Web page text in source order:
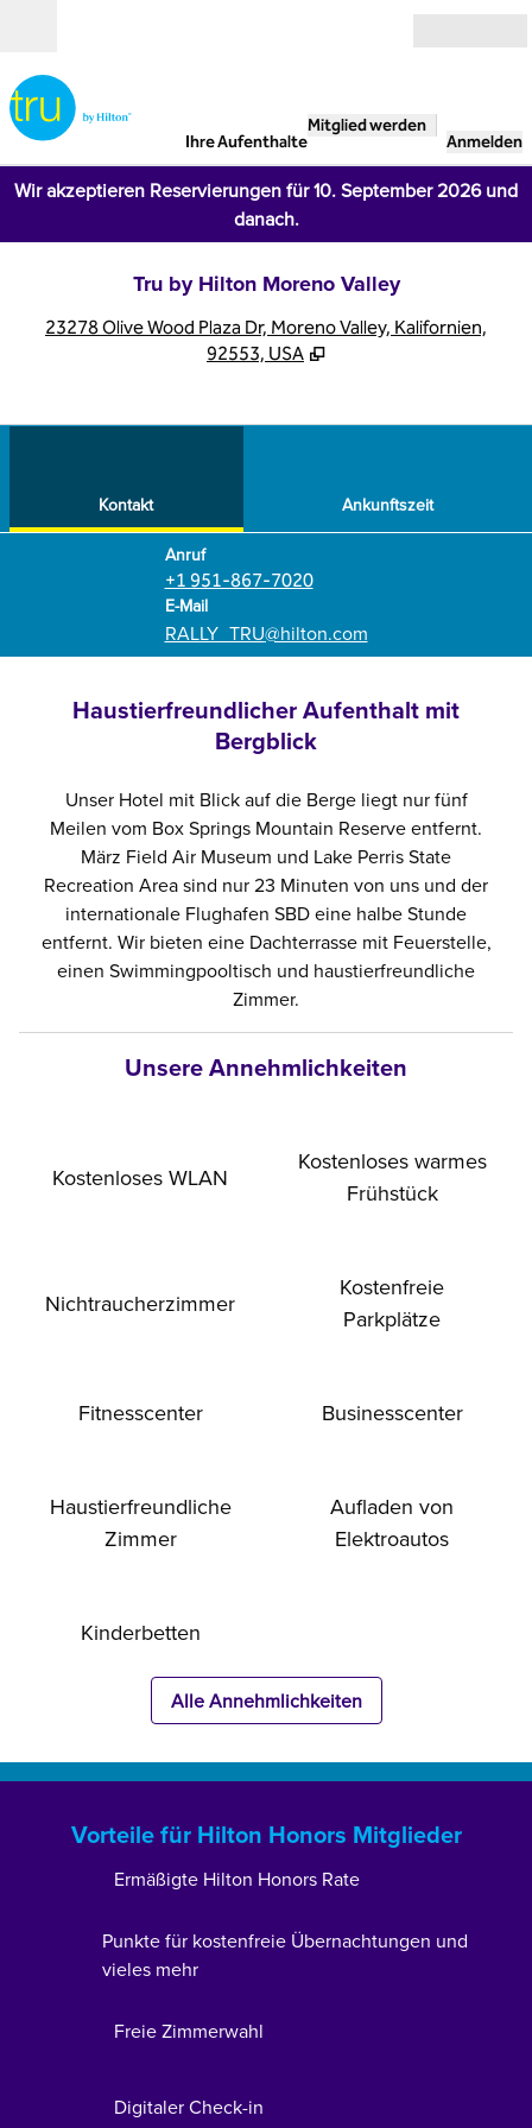
Ihre Aufenthalte
Mitglied werden
Anmelden
Wir akzeptieren Reservierungen für 10. September 2026 und
danach.
Tru by Hilton Moreno Valley
23278 Olive Wood Plaza Dr, Moreno Valley, Kalifornien,
92553, USA
Kontakt Ankunftszeit
Anruf
Telefon
+1 951-867-7020
E-Mail
Email
RALLY_TRU@hilton.com
Haustierfreundlicher Aufenthalt mit
Bergblick
Unser Hotel mit Blick auf die Berge liegt nur fünf
Meilen vom Box Springs Mountain Reserve entfernt.
März Field Air Museum und Lake Perris State
Recreation Area sind nur 23 Minuten von uns und der
internationale Flughafen SBD eine halbe Stunde
entfernt. Wir bieten eine Dachterrasse mit Feuerstelle,
einen Swimmingpooltisch und haustierfreundliche
Zimmer.
Unsere Annehmlichkeiten
Kostenloses WLAN
Kostenloses warmes
Frühstück
Nichtraucher­zimmer
Kostenfreie
Parkplätze
Fitnesscenter Business­center
Haustier­freundliche
Zimmer
Aufladen von
Elektroautos
Kinderbetten
Alle Annehmlichkeiten
Vorteile für Hilton Honors Mitglieder
Ermäßigte Hilton Honors Rate
Punkte für kostenfreie Übernachtungen und
vieles mehr
Freie Zimmerwahl
Digitaler Check-in